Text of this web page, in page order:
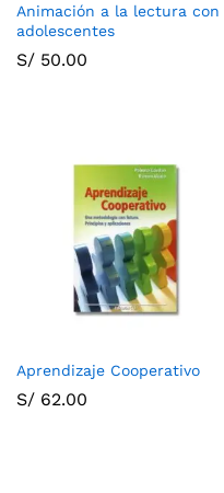
Animación a la lectura con
adolescentes
S/ 50.00
Aprendizaje Cooperativo
S/ 62.00